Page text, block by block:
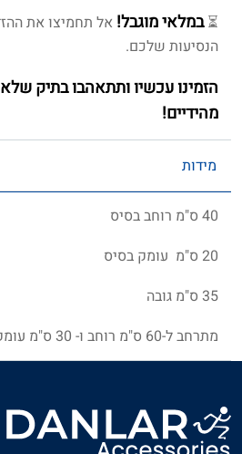
⏳במלאי מוגבל! אל תחמיצו את
הנסיעות שלכם.
הזמינו עכשיו ותתאהבו בתיק
מהידיים!
מידות
40 ס"מ רוחב בסיס
20 ס"מ עומק בסיס
35 ס"מ גובה
מתרחב ל-60 ס"מ רוחב ו- 30 ס"מ עומק